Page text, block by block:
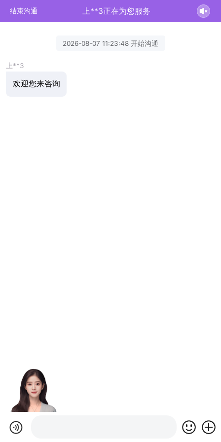
结束沟通 上**3正在为您服务
2026-08-07 11:23:48 开始沟通
上**3
欢迎您来咨询